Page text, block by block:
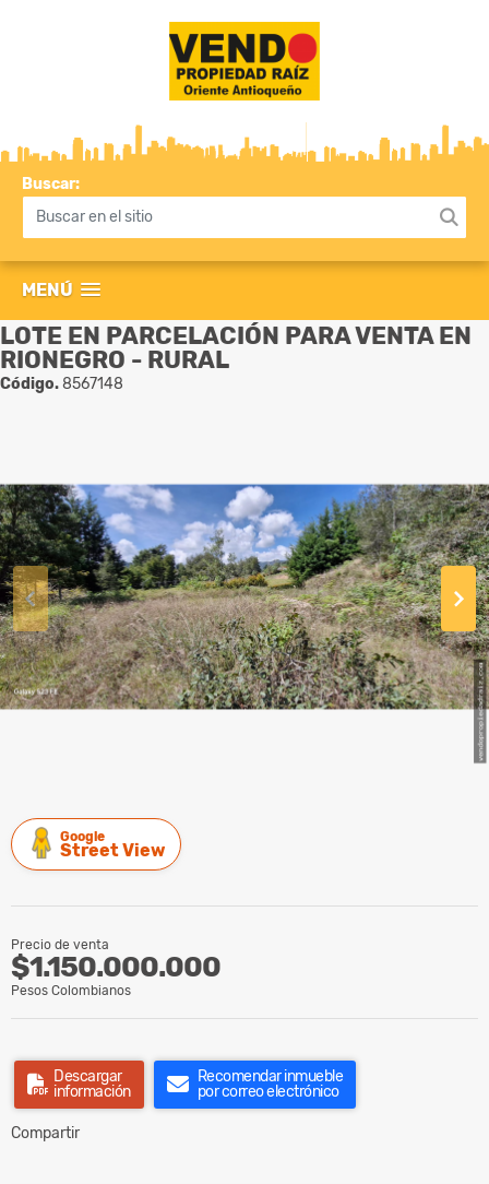
Buscar:
MENÚ
LOTE EN PARCELACIÓN PARA VENTA EN
RIONEGRO - RURAL
Código.8567148
Google
Street View
Precio de venta
$1.150.000.000
Pesos Colombianos
Descargar
información
Recomendar inmueble
por correo electrónico
Compartir